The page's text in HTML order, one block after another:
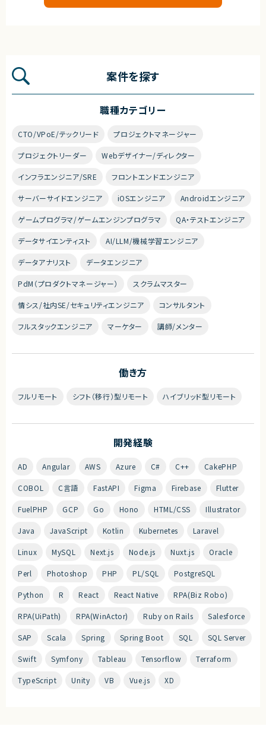
案件を探す
職種カテゴリー
CTO/VPoE/テックリード プロジェクトマネージャー
プロジェクトリーダー Webデザイナー/ディレクター
インフラエンジニア/SRE フロントエンドエンジニア
サーバーサイドエンジニア iOSエンジニア Androidエンジニア
ゲームプログラマ/ゲームエンジンプログラマ QA・テストエンジニア
データサイエンティスト AI/LLM/機械学習エンジニア
データアナリスト データエンジニア
PdM（プロダクトマネージャー） スクラムマスター
情シス/社内SE/セキュリティエンジニア コンサルタント
フルスタックエンジニア マーケター 講師/メンター
働き方
フルリモート シフト（移行）型リモート ハイブリッド型リモート
開発経験
AD Angular AWS Azure C# C++ CakePHP
COBOL C言語 FastAPI Figma Firebase Flutter
FuelPHP GCP Go Hono HTML/CSS Illustrator
Java JavaScript Kotlin Kubernetes Laravel
Linux MySQL Next.js Node.js Nuxt.js Oracle
Perl Photoshop PHP PL/SQL PostgreSQL
Python R React React Native RPA(Biz Robo)
RPA(UiPath) RPA(WinActor) Ruby on Rails Salesforce
SAP Scala Spring Spring Boot SQL SQL Server
Swift Symfony Tableau Tensorflow Terraform
TypeScript Unity VB Vue.js XD